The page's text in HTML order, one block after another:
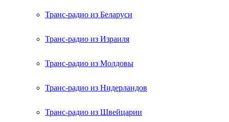
Транс-радио из Беларуси
Транс-радио из Израиля
Транс-радио из Молдовы
Транс-радио из Нидерландов
Транс-радио из Швейцарии